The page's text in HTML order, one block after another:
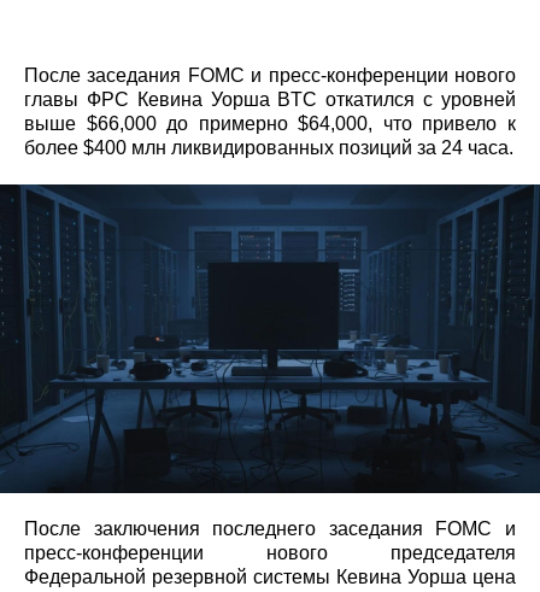
После заседания FOMC и пресс‑конференции нового
главы ФРС Кевина Уорша BTC откатился с уровней
выше $66,000 до примерно $64,000, что привело к
более $400 млн ликвидированных позиций за 24 часа.
После заключения последнего заседания FOMC и
пресс‑конференции нового председателя
Федеральной резервной системы Кевина Уорша цена